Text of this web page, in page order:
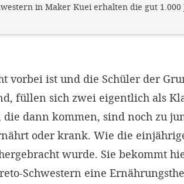
in Maker Kuei erhalten die gut
vorbei ist und die Schüler der
füllen sich zwei eigentlich als
die dann kommen, sind noch zu
oder krank. Wie die
wurde. Sie bekommt
Schwestern eine